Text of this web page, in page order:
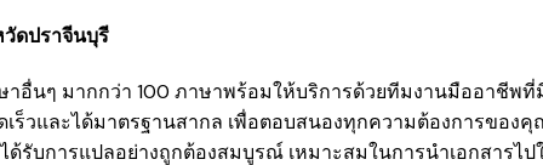
ดปราจีนบุรี
อื่นๆ มากกว่า 100 ภาษาพร้อมให้บริการด้วยทีมงานมืออาชีพ
เร็วและได้มาตรฐานสากล เพื่อตอบสนองทุกความต้องการของ
รับการแปลอย่างถูกต้องสมบูรณ์ เหมาะสมในการนำเอกสารไ